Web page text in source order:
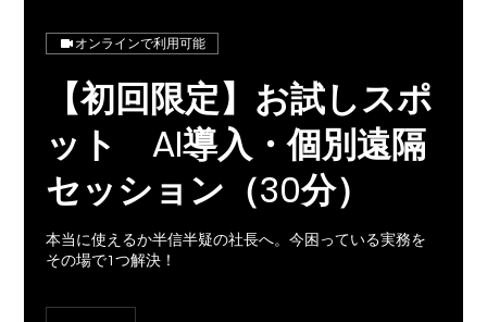
オンラインで利用可能
【初回限定】お試しスポ
ット AI導入・個別遠隔
セッション（30分）
本当に使えるか半信半疑の社長へ。今困っている実務を
その場で1つ解決！